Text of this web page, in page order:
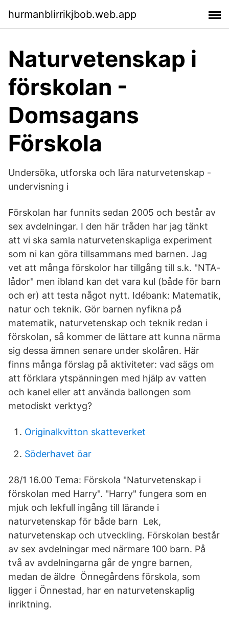
hurmanblirrikjbob.web.app
Naturvetenskap i
förskolan -
Domsagans
Förskola
Undersöka, utforska och lära naturvetenskap -
undervisning i
Förskolan har funnits sedan 2005 och består av
sex avdelningar. I den här tråden har jag tänkt
att vi ska samla naturvetenskapliga experiment
som ni kan göra tillsammans med barnen. Jag
vet att många förskolor har tillgång till s.k. "NTA-
lådor" men ibland kan det vara kul (både för barn
och er) att testa något nytt. Idébank: Matematik,
natur och teknik. Gör barnen nyfikna på
matematik, naturvetenskap och teknik redan i
förskolan, så kommer de lättare att kunna närma
sig dessa ämnen senare under skolåren. Här
finns många förslag på aktiviteter: vad sägs om
att förklara ytspänningen med hjälp av vatten
och kanel eller att använda ballongen som
metodiskt verktyg?
Originalkvitton skatteverket
Söderhavet öar
28/1 16.00 Tema: Förskola "Naturvetenskap i
förskolan med Harry". "Harry" fungera som en
mjuk och lekfull ingång till lärande i
naturvetenskap för både barn Lek,
naturvetenskap och utveckling. Förskolan består
av sex avdelningar med närmare 100 barn. På
två av avdelningarna går de yngre barnen,
medan de äldre Önnegårdens förskola, som
ligger i Önnestad, har en naturvetenskaplig
inriktning.